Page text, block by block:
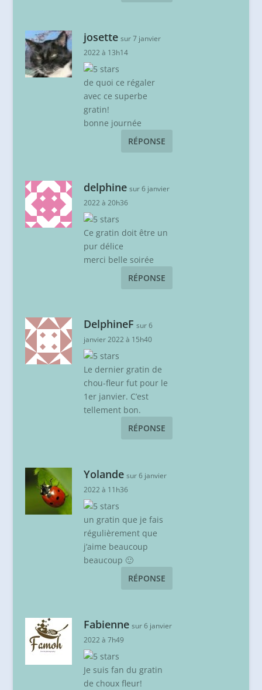
josette sur 7 janvier
2022 à 13h14
de quoi ce régaler
avec ce superbe
gratin!
bonne journée
RÉPONSE
delphine sur 6 janvier
2022 à 20h36
Ce gratin doit être un
pur délice
merci belle soirée
RÉPONSE
DelphineF sur 6
janvier 2022 à 15h40
Le dernier gratin de
chou-fleur fut pour le
1er janvier. C’est
tellement bon.
RÉPONSE
Yolande sur 6 janvier
2022 à 11h36
un gratin que je fais
régulièrement que
j’aime beaucoup
beaucoup 🙂
RÉPONSE
Fabienne sur 6 janvier
2022 à 7h49
Je suis fan du gratin
de choux fleur!